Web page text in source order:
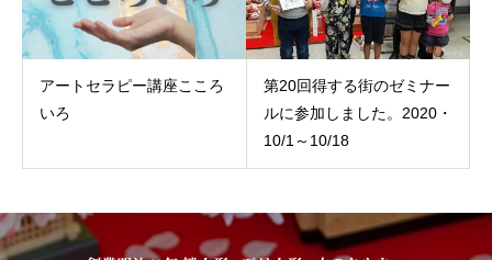
アートセラピー講座こころ
いろ
第20回得する街のゼミナー
ルに参加しました。2020・
10/1～10/18